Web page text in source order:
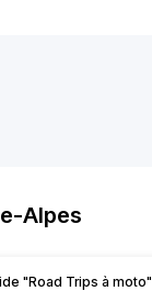
Alpes
"Road Trips à moto"